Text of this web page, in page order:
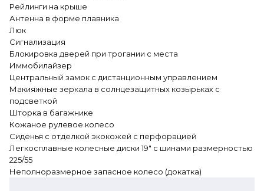
Рейлинги на крыше
Антенна в форме плавника
Люк
Сигнализация
Блокировка дверей при трогании с места
Иммобилайзер
Центральный замок с дистанционным управлением
Макияжные зеркала в солнцезащитных козырьках с
подсветкой
Шторка в багажнике
Кожаное рулевое колесо
Сиденья с отделкой экокожей с перфорацией
Легкосплавные колесные диски 19" с шинами размерностью
225/55
Неполноразмерное запасное колесо (докатка)